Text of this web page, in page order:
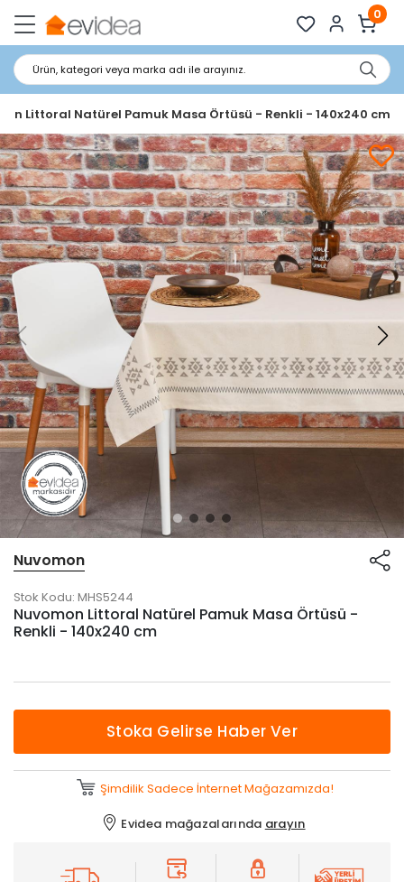
0
Ürün, kategori veya marka adı ile arayınız.
Littoral Natürel Pamuk Masa Örtüsü - Renkli - 140x240 cm
Nuvomon
Stok Kodu: MHS5244
Nuvomon Littoral Natürel Pamuk Masa Örtüsü -
Renkli - 140x240 cm
Stoka Gelirse Haber Ver
Şimdilik Sadece İnternet Mağazamızda!
Evidea mağazalarında arayın